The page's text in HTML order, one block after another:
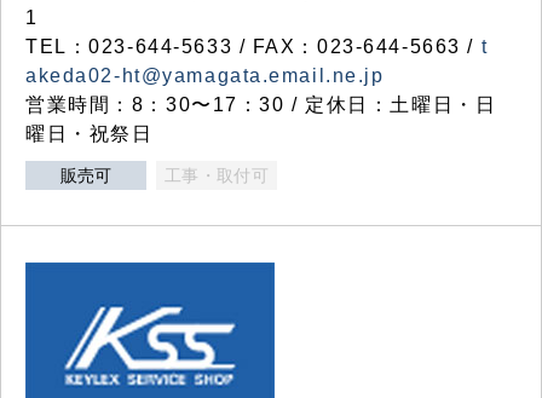
1
TEL：023-644-5633 / FAX：023-644-5663 / t
akeda02-ht@yamagata.email.ne.jp
営業時間：8：30〜17：30 / 定休日：土曜日・日
曜日・祝祭日
販売可 工事・取付可